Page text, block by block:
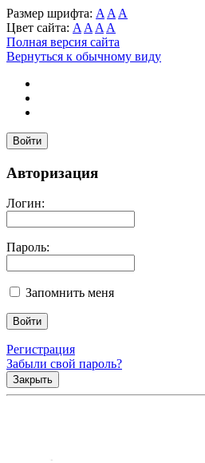
Размер шрифта: A A A
Цвет сайта: A A A A
Полная версия сайта
Вернуться к обычному виду
Войти
Авторизация
Логин:
Пароль:
Запомнить меня
Регистрация
Забыли свой пароль?
Закрыть